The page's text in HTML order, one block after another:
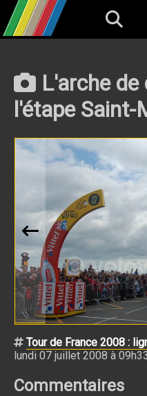
L'arche
l'étape
Tour de France 2008 :
lundi 07 juillet 2008 à
Commentaires